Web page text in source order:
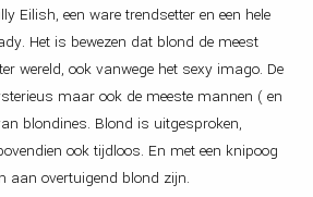
UP ARTIST
VAN JOU IN EEN JUNIOR
Eilish, een ware trendsetter en een hele
Het is bewezen dat blond de meest
wereld, ook vanwege het sexy imago. De
maar ook de meeste mannen ( en
blondines. Blond is uitgesproken,
ook tijdloos. En met een knipoog
aan overtuigend blond zijn.